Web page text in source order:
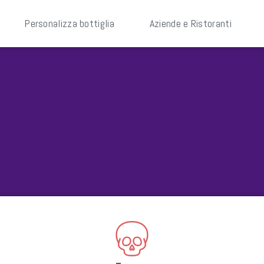
Personalizza bottiglia Aziende e Ristoranti